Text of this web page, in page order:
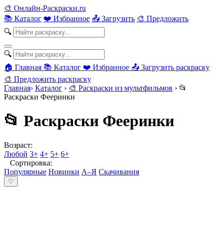
🎨 Онлайн-Раскраски.ru
📚 Каталог ❤️ Избранное 📤 Загрузить 🎨 Предложить
🔍
🔍
🏠 Главная 📚 Каталог ❤️ Избранное 📤 Загрузить раскраску
🎨 Предложить раскраску
Главная› Каталог › 🎨 Раскраски из мультфильмов › 📂
Раскраски Фееринки
📂 Раскраски Фееринки
Возраст:
Любой 3+ 4+ 5+ 6+
Сортировка:
Популярные Новинки А–Я Скачивания
♡